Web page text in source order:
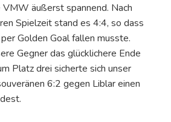
VMW äußerst spannend. Nach
Spielzeit stand es 4:4, so dass
Golden Goal fallen musste.
Gegner das glücklichere Ende
Platz drei sicherte sich unser
6:2 gegen Liblar einen